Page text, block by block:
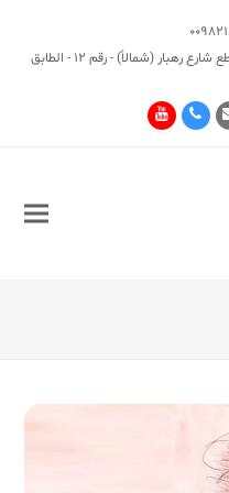
طهران - ميدان نيلوفر - الزقاق السابع - تقاطع شارع رهبار (شمالاً) - رقم 12 - الطابق
Email
Phone
Youtube